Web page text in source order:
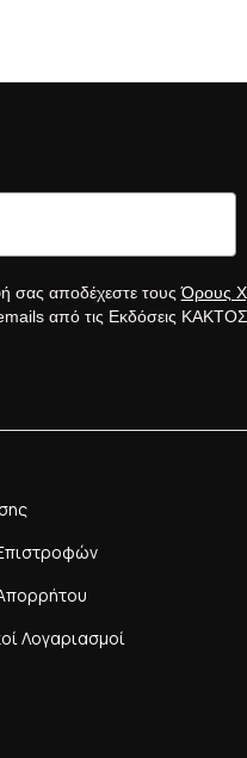
σας αποδέχεστε τουςΌρους
από τις Εκδόσεις ΚΑΚΤΟΣ.
Λογαριασμοί